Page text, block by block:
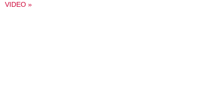
VIDEO »